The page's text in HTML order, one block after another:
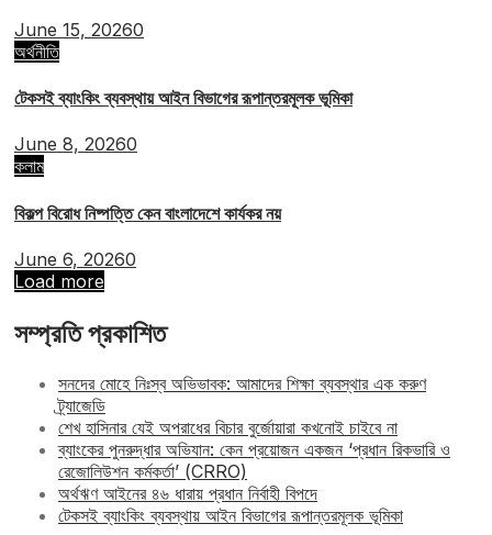
June 15, 20260
অর্থনীতি
টেকসই ব্যাংকিং ব্যবস্থায় আইন বিভাগের রূপান্তরমূলক ভূমিকা
June 8, 20260
কলাম
বিকল্প বিরোধ নিষ্পত্তি কেন বাংলাদেশে কার্যকর নয়
June 6, 20260
Load more
সম্প্রতি প্রকাশিত
সনদের মোহে নিঃস্ব অভিভাবক: আমাদের শিক্ষা ব্যবস্থার এক করুণ
ট্র্যাজেডি
শেখ হাসিনার যেই অপরাধের বিচার বুর্জোয়ারা কখনোই চাইবে না
ব্যাংকের পুনরুদ্ধার অভিযান: কেন প্রয়োজন একজন ‘প্রধান রিকভারি ও
রেজোলিউশন কর্মকর্তা’ (CRRO)
অর্থঋণ আইনের ৪৬ ধারায় প্রধান নির্বাহী বিপদে
টেকসই ব্যাংকিং ব্যবস্থায় আইন বিভাগের রূপান্তরমূলক ভূমিকা